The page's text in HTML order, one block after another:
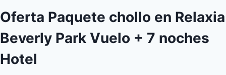
Oferta Paquete chollo en Relaxia
Beverly Park Vuelo + 7 noches
Hotel